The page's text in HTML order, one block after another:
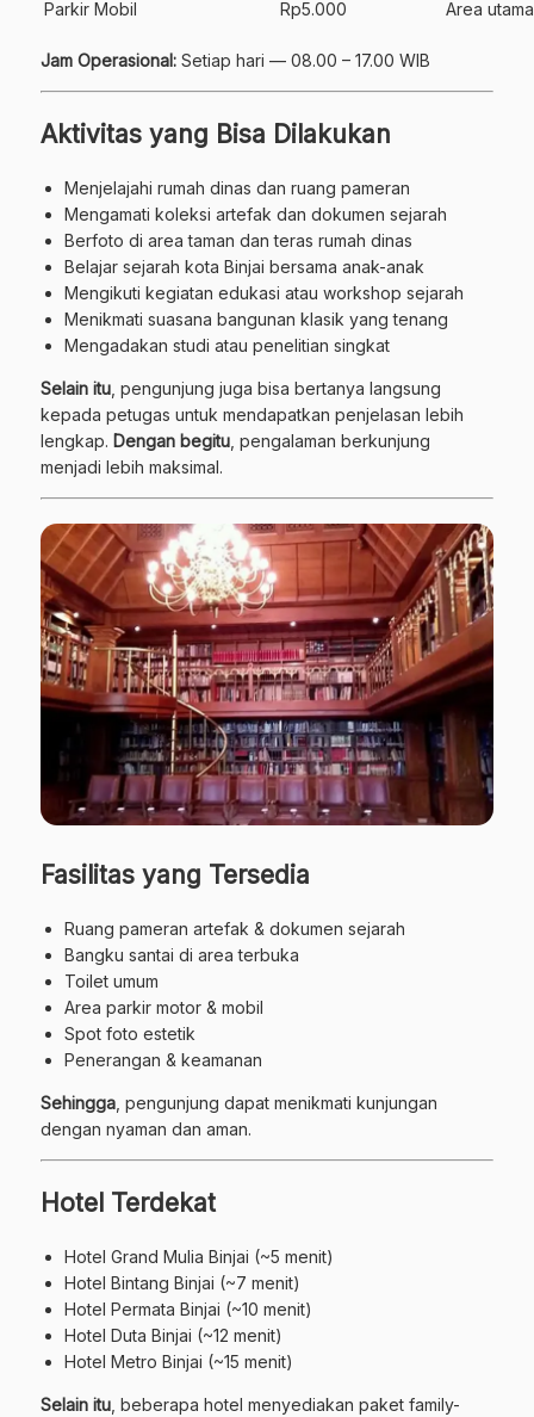
Parkir Mobil Rp5.000 Area utama
Jam Operasional: Setiap hari — 08.00 – 17.00 WIB
Aktivitas yang Bisa Dilakukan
Menjelajahi rumah dinas dan ruang pameran
Mengamati koleksi artefak dan dokumen sejarah
Berfoto di area taman dan teras rumah dinas
Belajar sejarah kota Binjai bersama anak-anak
Mengikuti kegiatan edukasi atau workshop sejarah
Menikmati suasana bangunan klasik yang tenang
Mengadakan studi atau penelitian singkat
Selain itu , pengunjung juga bisa bertanya langsung
kepada petugas untuk mendapatkan penjelasan lebih
lengkap. Dengan begitu , pengalaman berkunjung
menjadi lebih maksimal.
Fasilitas yang Tersedia
Ruang pameran artefak & dokumen sejarah
Bangku santai di area terbuka
Toilet umum
Area parkir motor & mobil
Spot foto estetik
Penerangan & keamanan
Sehingga , pengunjung dapat menikmati kunjungan
dengan nyaman dan aman.
Hotel Terdekat
Hotel Grand Mulia Binjai (~5 menit)
Hotel Bintang Binjai (~7 menit)
Hotel Permata Binjai (~10 menit)
Hotel Duta Binjai (~12 menit)
Hotel Metro Binjai (~15 menit)
Selain itu , beberapa hotel menyediakan paket family-